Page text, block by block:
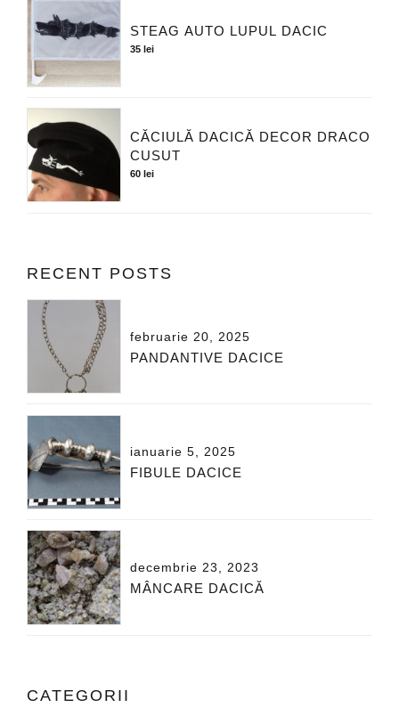
STEAG AUTO LUPUL DACIC
35lei
CĂCIULĂ DACICĂ DECOR DRACO
CUSUT
60 lei
RECENT POSTS
februarie 20, 2025
PANDANTIVE DACICE
ianuarie 5, 2025
FIBULE DACICE
decembrie 23, 2023
MÂNCARE DACICĂ
CATEGORII